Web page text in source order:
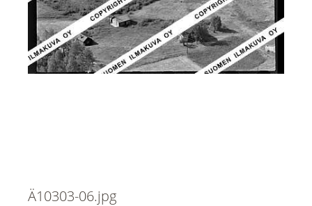
Ä10303-06.jpg